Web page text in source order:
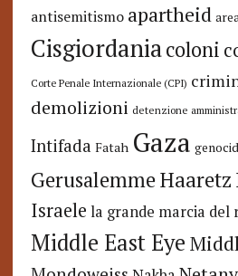
antisemitismo apartheid
Cisgiordaniacoloni
Corte Penale Internazionale (CPI)
demolizioni detenzione
Intifada Fatah Gaza
GerusalemmeHaaretz
Israele la grande marcia del
Middle East Eye